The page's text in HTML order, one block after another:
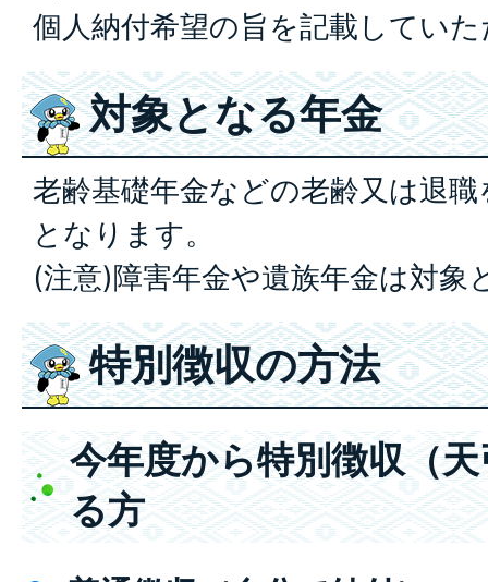
個人納付希望の旨を記載してい
対象となる年金
老齢基礎年金などの老齢又は退
となります。
(注意)障害年金や遺族年金は対象
特別徴収の方法
今年度から特別徴収（
る方